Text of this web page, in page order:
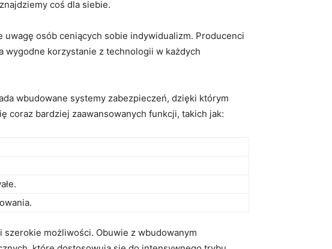
coś dla siebie.
osób ceniących sobie indywidualizm. Producenci
wygodne korzystanie z technologii w każdych
wbudowane systemy zabezpieczeń, dzięki którym
coraz bardziej zaawansowanych funkcji, takich jak:
możliwości. Obuwie z wbudowanym